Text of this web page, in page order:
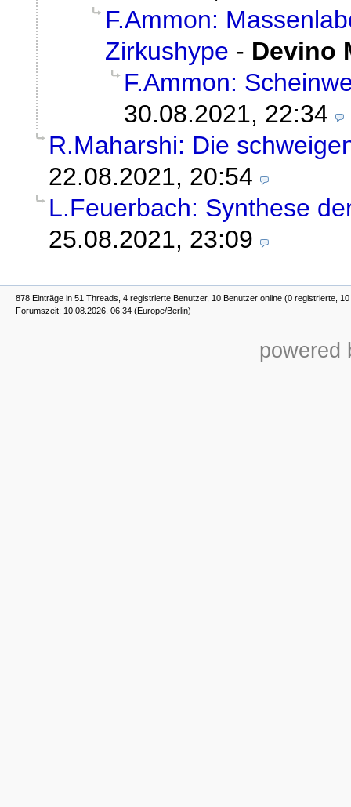
F.Ammon:
Zirkushype - Devino
F.Ammon:
30.08.2021, 22:34
R.Maharshi: Die
22.08.2021, 20:54
L.Feuerbach: Synthese
25.08.2021, 23:09
878 Einträge in 51 Threads, 4 registrierte Benutzer, 10 Benutzer online (0 registrierte,
Forumszeit: 10.08.2026, 06:34 (Europe/Berlin)
powered